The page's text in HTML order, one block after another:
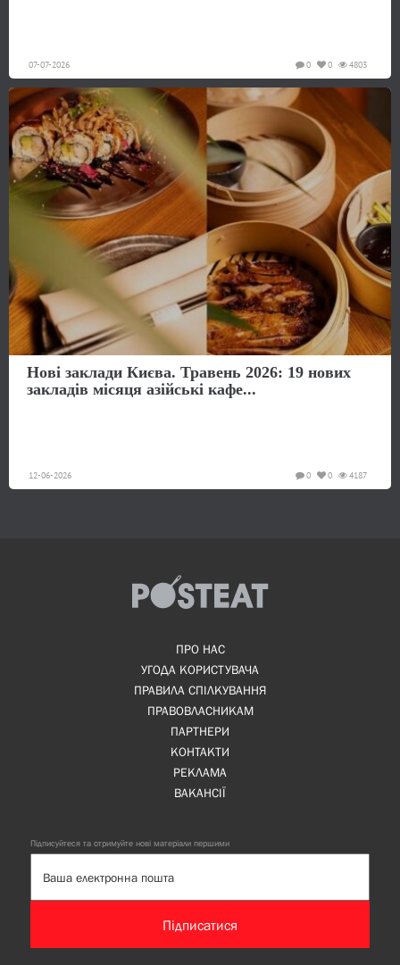
07-07-2026 4803
0
0
Нові заклади Києва. Травень 2026: 19 нових
закладів місяця азійські кафе...
12-06-2026 4187
0
0
ПРО НАС
УГОДА КОРИСТУВАЧА
ПРАВИЛА СПІЛКУВАННЯ
ПРАВОВЛАСНИКАМ
ПАРТНЕРИ
КОНТАКТИ
РЕКЛАМА
ВАКАНСІЇ
Підписуйтеся та отримуйте нові матеріали першими
Підписатися